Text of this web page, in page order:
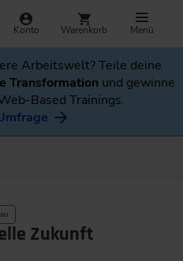
Konto Warenkorb Menü
Arbeitswelt? Teile deine
Transformation und gewinne
Based Trainings.
Zukunft